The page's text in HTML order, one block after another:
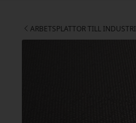
ARBETSPLATTOR TILL INDUSTRI